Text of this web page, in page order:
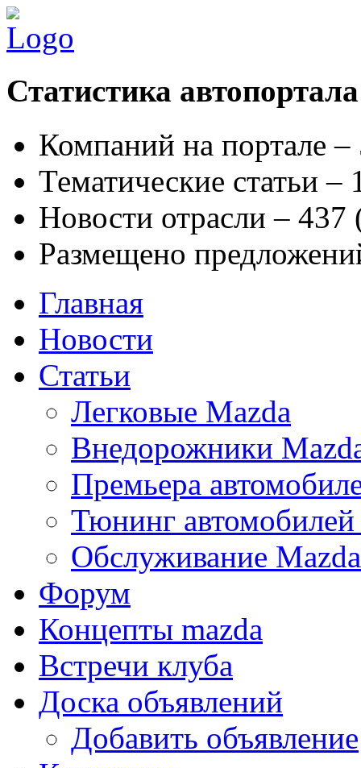
Статистика автопортала
Компаний на портале
Тематические статьи –
Новости отрасли – 437
Размещено
Главная
Новости
Статьи
Легковые Mazda
Внедорожники
Премьера
Тюнинг
Обслуживание Mazda
Форум
Концепты mazda
Встречи клуба
Доска объявлений
Добавить объявление